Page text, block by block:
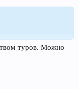
туров. Можно